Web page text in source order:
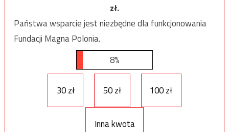
zł.
Państwa wsparcie jest niezbędne dla funkcjonowania
Fundacji Magna Polonia.
8%
30 zł 50 zł 100 zł
Inna kwota